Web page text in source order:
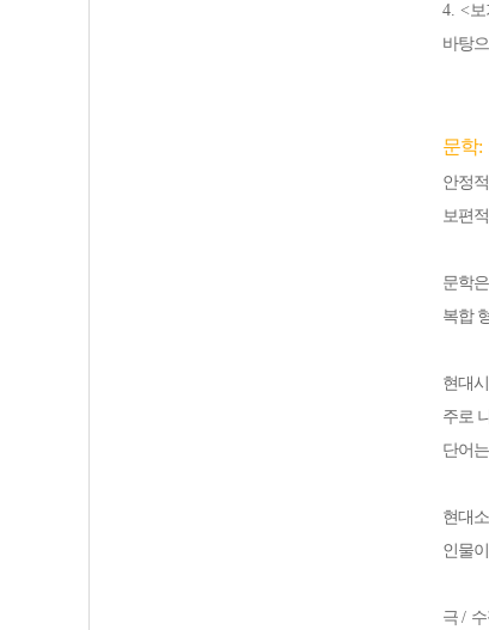
4. <보
바탕
문학:
안정
보편
문학
복합
현대시
주로
단어
현대
인물
극 /